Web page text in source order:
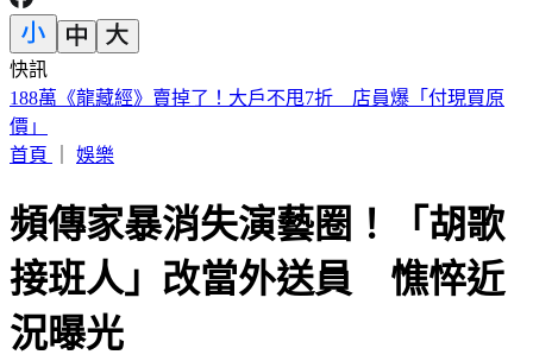
快訊
美股開盤／聯準會升息疑慮意外減緩！標普、那指「雙開高」
首頁
頻傳家暴消失演藝圈！「胡歌
接班人」改當外送員 憔悴近
況曝光